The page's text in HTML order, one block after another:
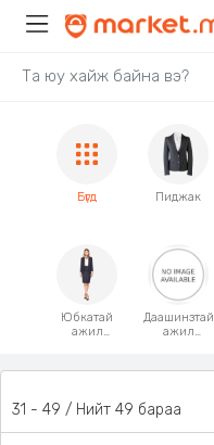
Бүгд Пиджак
Юбкатай
ажил
Даашинзтай
ажил
31 - 49 / Нийт 49 бараа